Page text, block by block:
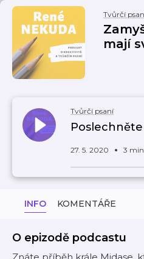
Tvůrčí
mají
Tvůrčí psaní
27. 5. 2020 3 min
INFO KOMENTÁŘE
O epizodě podcastu